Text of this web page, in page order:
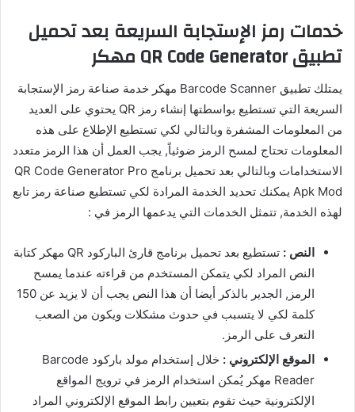
خدمات رمز الإستجابة السريعة بعد تحميل
تطبيق QR Code Generator مهكر
يمتلك تطبيق Barcode Scanner مهكر خدمة صناعة رمز الإستجابة
السريعة التي تستطيع بواسطتها إنشاء رمز QR يحتوي على العديد
من المعلومات المشفرة وبالتالي لكي تستطيع الإطلاع على هذه
المعلومات تحتاج لمسح الرمز ضوئياً, يجب العمل أن هذا الرمز متعدد
الاستخدامات وبالتالي بعد تحميل برنامج QR Code Generator Pro
Apk Mod يمكنك تحديد الخدمة المرادة لكي تستطيع صناعة رمز تابع
لهذه الخدمة, تتمثل الخدمات التي يدعمها الرمز في :
النص :
تستطيع بعد تحميل برنامج قارئ الباركود QR مهكر كتابة
النص المراد لكي يتمكن المستخدم من قراءته عندما يمسح
الرمز, الجدير بالذكر أيضا أن هذا النص يجب أن لا يزيد عن 150
كلمة لكي لا يتسبب في حدوث مشكلات ويكون من الصعب
التعرف على الرمز.
الموقع الإلكتروني :
خلال إستخدام مولد باركود Barcode
Reader مهكر يُمكن استخدام الرمز في ترويج المواقع
الإلكترونية حيث تقوم بتعيين رابط الموقع الإلكتروني المراد